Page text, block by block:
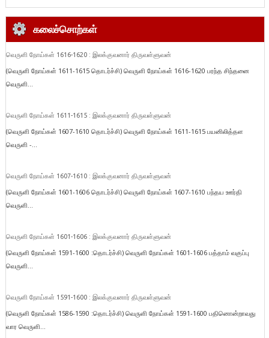
கலைச்சொற்கள்
வெருளி நோய்கள் 1616-1620 : இலக்குவனார் திருவள்ளுவன்
(வெருளி நோய்கள் 1611-1615 தொடர்ச்சி) வெருளி நோய்கள் 1616-1620 பரந்த சிந்தனை
வெருளி...
வெருளி நோய்கள் 1611-1615 : இலக்குவனார் திருவள்ளுவன்
(வெருளி நோய்கள் 1607-1610 தொடர்ச்சி) வெருளி நோய்கள் 1611-1615 பயனிலித்தள
வெருளி -...
வெருளி நோய்கள் 1607-1610 : இலக்குவனார் திருவள்ளுவன்
(வெருளி நோய்கள் 1601-1606 தொடர்ச்சி) வெருளி நோய்கள் 1607-1610 பந்தய ஊர்தி
வெருளி...
வெருளி நோய்கள் 1601-1606 : இலக்குவனார் திருவள்ளுவன்
(வெருளி நோய்கள் 1591-1600 :தொடர்ச்சி) வெருளி நோய்கள் 1601-1606 பத்தாம் வகுப்பு
வெருளி...
வெருளி நோய்கள் 1591-1600 : இலக்குவனார் திருவள்ளுவன்
(வெருளி நோய்கள் 1586-1590 :தொடர்ச்சி) வெருளி நோய்கள் 1591-1600 பதினொன்றாவது
வார வெருளி...